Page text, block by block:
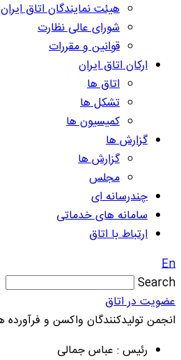
هیئت نمایندگان اتاق ایران
شورای عالی نظارت
قوانین و مقررات
ارکان اتاق ایران
اتاق ها
تشکل ها
کمیسیون ها
گزارش ها
گزارش ها
مجلس
چندرسانه ای
سامانه های خدماتی
ارتباط با اتاق
En
Search
عضویت در اتاق
انجمن تولیدکنندگان واکسن و فرآورده
رئیس : عباس جمالی